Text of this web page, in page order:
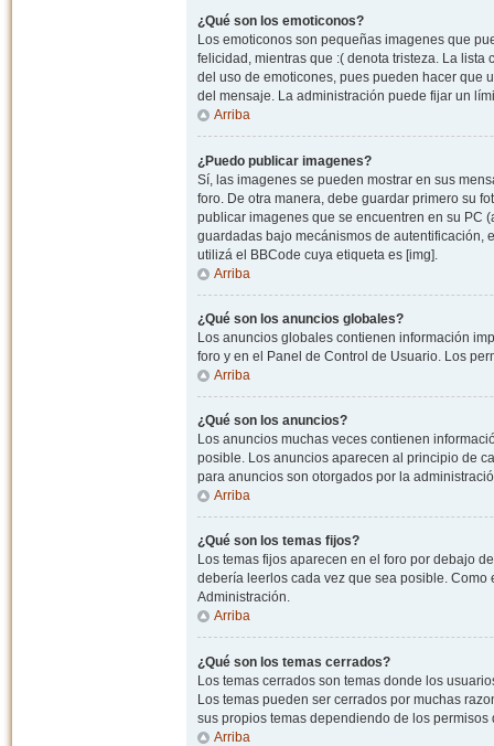
¿Qué son los emoticonos?
Los emoticonos son pequeñas imagenes que
felicidad, mientras que :( denota tristeza. La
del uso de emoticones, pues pueden hacer que
del mensaje. La administración puede fijar un
Arriba
¿Puedo publicar imagenes?
Sí, las imagenes se pueden mostrar en sus
foro. De otra manera, debe guardar primero su
publicar imagenes que se encuentren en su PC
guardadas bajo mecánismos de autentificación,
utilizá el BBCode cuya etiqueta es [img].
Arriba
¿Qué son los anuncios globales?
Los anuncios globales contienen información
foro y en el Panel de Control de Usuario. Los
Arriba
¿Qué son los anuncios?
Los anuncios muchas veces contienen
posible. Los anuncios aparecen al principio de
para anuncios son otorgados por la
Arriba
¿Qué son los temas fijos?
Los temas fijos aparecen en el foro por debajo
debería leerlos cada vez que sea posible.
Administración.
Arriba
¿Qué son los temas cerrados?
Los temas cerrados son temas donde los
Los temas pueden ser cerrados por muchas
sus propios temas dependiendo de los
Arriba